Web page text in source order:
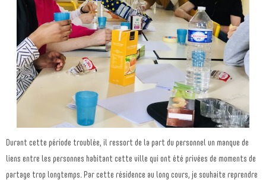
Durant cette période troublée, il ressort de la part du personnel un manque de
liens entre les personnes habitant cette ville qui ont été privées de moments de
partage trop longtemps. Par cette résidence au long cours, je souhaite reprendre